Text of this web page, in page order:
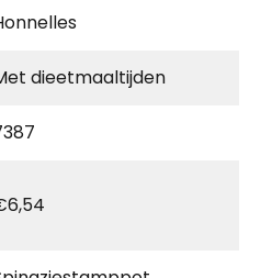
dieetmaaltijden